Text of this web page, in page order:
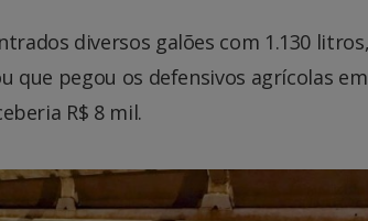
diversos galões com 1.130
que pegou os defensivos agrícolas em
R$ 8 mil.